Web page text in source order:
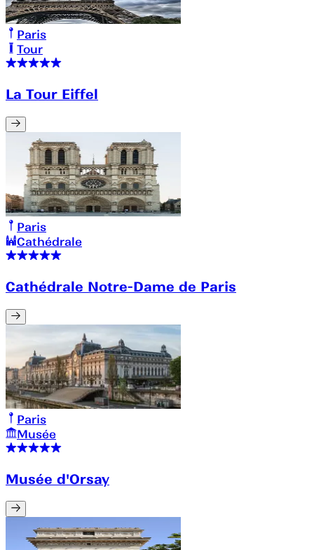
Paris
Tour
La Tour Eiffel
Paris
Cathédrale
Cathédrale Notre-Dame de Paris
Paris
Musée
Musée d'Orsay